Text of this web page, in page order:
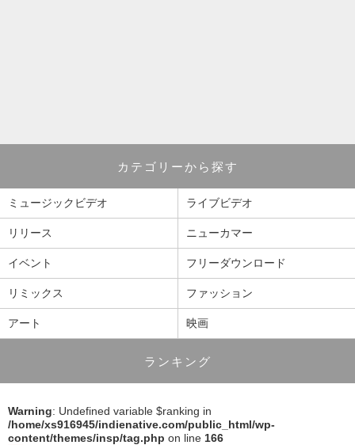
カテゴリーから探す
ミュージックビデオ ライブビデオ
リリース ニューカマー
イベント フリーダウンロード
リミックス ファッション
アート 映画
ランキング
Warning: Undefined variable $ranking in
/home/xs916945/indienative.com/public_html/wp-
content/themes/insp/tag.php on line 166